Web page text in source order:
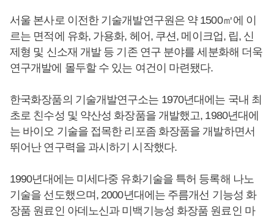
서울 본사로 이전한 기술개발연구원은 약 1500㎡에 이
르는 면적에 유화, 가용화, 헤어, 쿠션, 메이크업, 립, 신
제형 및 신소재 개발 등 기존 연구 분야를 세분화해 더욱
연구개발에 몰두할 수 있는 여건이 마련됐다.
한국화장품의 기술개발연구소는 1970년대에는 국내 최
초로 친수성 및 약산성 화장품을 개발했고, 1980년대에
는 바이오 기술을 접목한 리포좀 화장품을 개발하면서
뛰어난 연구력을 과시하기 시작했다.
1990년대에는 미세다중 유화기술을 특허 등록해 나노
기술을 선도했으며, 2000년대에는 주름개선 기능성 화
장품 원료인 아데노신과 미백기능성 화장품 원료인 마